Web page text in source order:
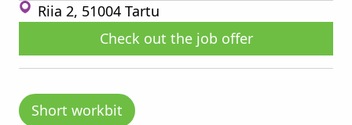
Riia 2, 51004 Tartu
Check out the job offer
Short workbit